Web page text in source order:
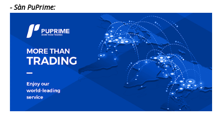
- Sàn PuPrime: